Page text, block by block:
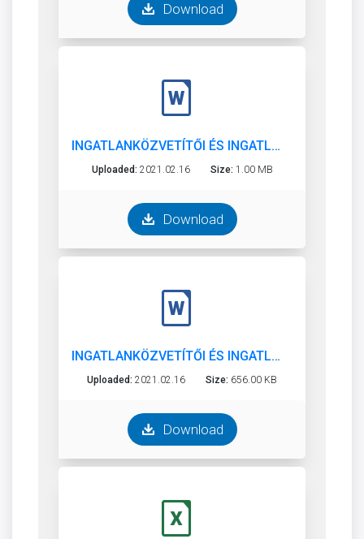
Download
INGATLANKÖZVETÍTŐI ÉS INGATLANVAGYON-ÉRTÉKELŐ ÉS KÖZV. TEVÉKENYSÉGET FOLYTATÓ MAGÁNSZEMÉLYEK 2020. 12.31-IG
Uploaded: 2021.02.16 Size: 1.00 MB
Download
INGATLANKÖZVETÍTŐI ÉS INGATLANVAGYON-ÉRTÉKELŐ ÉS KÖZVETÍTŐI TEVÉKENYSÉGET FOLYTATÓ GAZDÁLKODÓ SZERVEZETEK 2020. 12. 31-IG
Uploaded: 2021.02.16 Size: 656.00 KB
Download